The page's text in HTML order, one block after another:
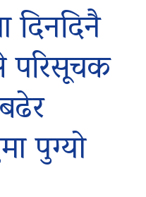
दिनदिनै
परिसूचक
पुग्यो